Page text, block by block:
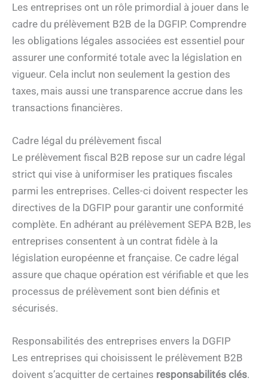
Les entreprises ont un rôle primordial à jouer dans le
cadre du prélèvement B2B de la DGFIP. Comprendre
les obligations légales associées est essentiel pour
assurer une conformité totale avec la législation en
vigueur. Cela inclut non seulement la gestion des
taxes, mais aussi une transparence accrue dans les
transactions financières.
Cadre légal du prélèvement fiscal
Le prélèvement fiscal B2B repose sur un cadre légal
strict qui vise à uniformiser les pratiques fiscales
parmi les entreprises. Celles-ci doivent respecter les
directives de la DGFIP pour garantir une conformité
complète. En adhérant au prélèvement SEPA B2B, les
entreprises consentent à un contrat fidèle à la
législation européenne et française. Ce cadre légal
assure que chaque opération est vérifiable et que les
processus de prélèvement sont bien définis et
sécurisés.
Responsabilités des entreprises envers la DGFIP
Les entreprises qui choisissent le prélèvement B2B
doivent s’acquitter de certaines responsabilités clés.